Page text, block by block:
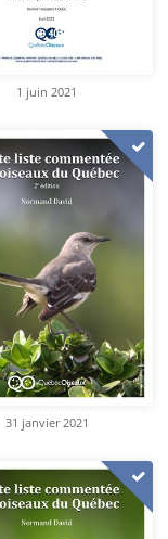
1 juin 2021
31 janvier 2021